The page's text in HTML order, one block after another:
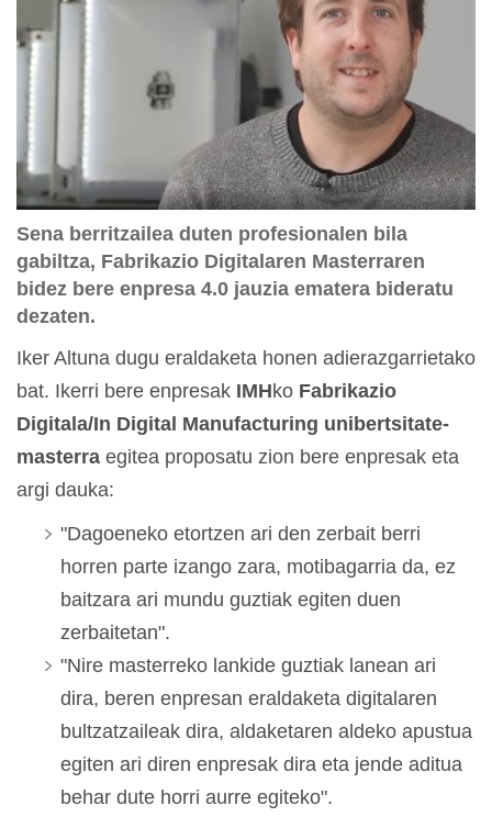
Sena berritzailea duten profesionalen bila
gabiltza, Fabrikazio Digitalaren Masterraren
bidez bere enpresa 4.0 jauzia ematera bideratu
dezaten.
Iker Altuna dugu eraldaketa honen adierazgarrietako
bat. Ikerri bere enpresak IMHko Fabrikazio
Digitala/In Digital Manufacturing unibertsitate-
masterra egitea proposatu zion bere enpresak eta
argi dauka:
"Dagoeneko etortzen ari den zerbait berri
horren parte izango zara, motibagarria da, ez
baitzara ari mundu guztiak egiten duen
zerbaitetan".
"Nire masterreko lankide guztiak lanean ari
dira, beren enpresan eraldaketa digitalaren
bultzatzaileak dira, aldaketaren aldeko apustua
egiten ari diren enpresak dira eta jende aditua
behar dute horri aurre egiteko".